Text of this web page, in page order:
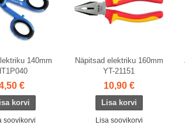
140mm
€
soovikorvi
Näpitsad elektriku 160mm
YT-21151
10,90 €
Lisa soovikorvi